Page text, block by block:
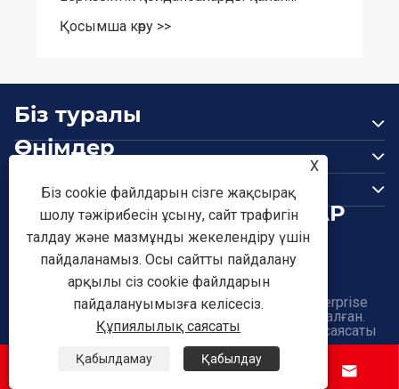
Біз туралы
Өнімдер
Бізбен хабарласыңы
БІЗГЕ ЖАЗЫЛЫҢЫЗДАР
Copyright © 2026 Tianjin Shunchen Hongye Enterprise
Management Co., Ltd. Барлық құқықтар қорғалған.
Sitemap | RSS | XML | Құпиялылық саясаты
  
X
Біз cookie файлдарын сізге жақсырақ
шолу тәжірибесін ұсыну, сайт трафигін
талдау және мазмұнды жекелендіру үшін
пайдаланамыз. Осы сайтты пайдалану
арқылы сіз cookie файлдарын
пайдалануымызға келісесіз.
Құпиялылық саясаты
Қабылдамау Қабылдау